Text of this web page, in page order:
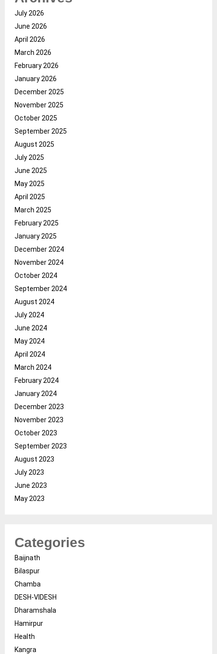
July 2026
June 2026
April 2026
March 2026
February 2026
January 2026
December 2025
November 2025
October 2025
September 2025
August 2025
July 2025
June 2025
May 2025
April 2025
March 2025
February 2025
January 2025
December 2024
November 2024
October 2024
September 2024
August 2024
July 2024
June 2024
May 2024
April 2024
March 2024
February 2024
January 2024
December 2023
November 2023
October 2023
September 2023
August 2023
July 2023
June 2023
May 2023
Categories
Baijnath
Bilaspur
Chamba
DESH-VIDESH
Dharamshala
Hamirpur
Health
Kangra